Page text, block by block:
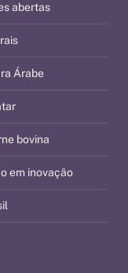
abertas
Árabe
bovina
em inovação